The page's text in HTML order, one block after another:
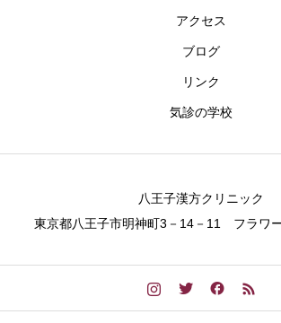
アクセス
ブログ
リンク
気診の学校
八王子漢方クリニック
東京都八王子市明神町3－14－11 フラワ